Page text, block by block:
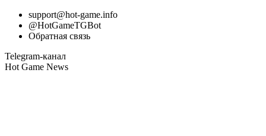
support@hot-game.info
@HotGameTGBot
Обратная связь
Telegram-канал
Hot Game News